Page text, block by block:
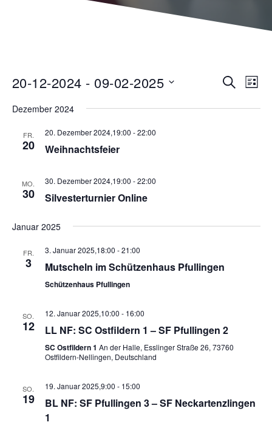
SucheListe
20-12-2024 - 09-02-2025
wählen.
Dezember 2024
FR.
20
20. Dezember 2024,19:00 -22:00
Weihnachtsfeier
MO.
30
30. Dezember 2024,19:00 -22:00
Silvesterturnier Online
Januar 2025
FR.
3
3. Januar 2025,18:00 -21:00
Mutscheln im Schützenhaus Pfullingen
Schützenhaus Pfullingen
SO.
12
12. Januar 2025,10:00 - 16:00
LL NF: SC Ostfildern 1 – SF Pfullingen 2
SC Ostfildern 1 An der Halle, Esslinger Straße 26, 73760
Ostfildern-Nellingen, Deutschland
SO.
19
19. Januar 2025,9:00 - 15:00
BL NF: SF Pfullingen 3 – SF Neckartenzlingen
1